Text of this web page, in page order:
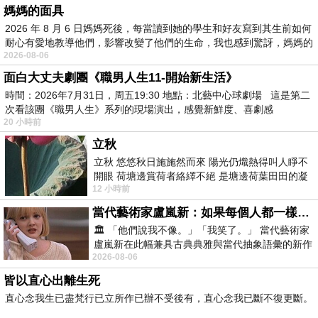
01（＋）02（休市）
05（＋）06
09（＋）10（休市）11（休市）12（一）
媽媽的面具
2026 年 8 月 6 日媽媽死後，每當讀到她的學生和好友寫到其生前如何
耐心有愛地教導他們，影響改變了他們的生命，我也感到驚訝，媽媽的
2026-08-06
面白大丈夫劇團《職男人生11-開始新生活》
時間：2026年7月31日，周五19:30 地點：北藝中心球劇場 這是第二
次看該團《職男人生》系列的現場演出，感覺新鮮度、喜劇感
20 小時前
立秋
立秋 悠悠秋日施施然而來 陽光仍熾熱得叫人睜不
開眼 荷塘邊賞荷者絡繹不絕 是塘邊荷葉田田的凝
望 風中飄逸的是映日荷花別樣紅
12 小時前
當代藝術家盧嵐新：如果每個人都一樣，這世界該有多無聊？
🏛️ 「他們說我不像。」「我笑了。」 當代藝術家
盧嵐新在此幅兼具古典典雅與當代抽象語彙的新作
中，以沈靜的藍色空間為背景，描繪了
2026-08-06
皆以直心出離生死
直心念我生已盡梵行已立所作已辦不受後有，直心念我已斷不復更斷。